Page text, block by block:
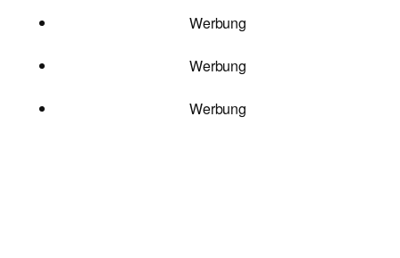
Werbung
Werbung
Werbung